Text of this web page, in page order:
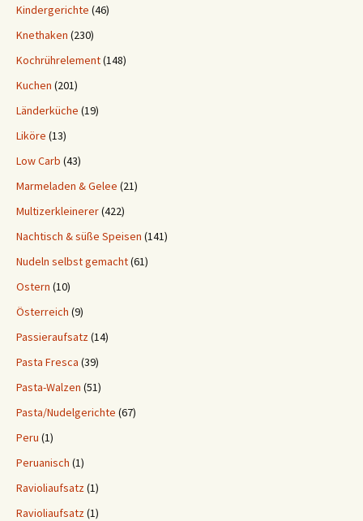
Kindergerichte (46)
Knethaken (230)
Kochrührelement(148)
Kuchen (201)
Länderküche (19)
Liköre (13)
Low Carb (43)
Marmeladen & Gelee (21)
Multizerkleinerer(422)
Nachtisch & süße Speisen (141)
Nudeln selbst gemacht(61)
Ostern (10)
Österreich (9)
Passieraufsatz(14)
Pasta Fresca (39)
Pasta-Walzen (51)
Pasta/Nudelgerichte (67)
Peru (1)
Peruanisch (1)
Ravioliaufsatz(1)
Ravioliaufsatz(1)